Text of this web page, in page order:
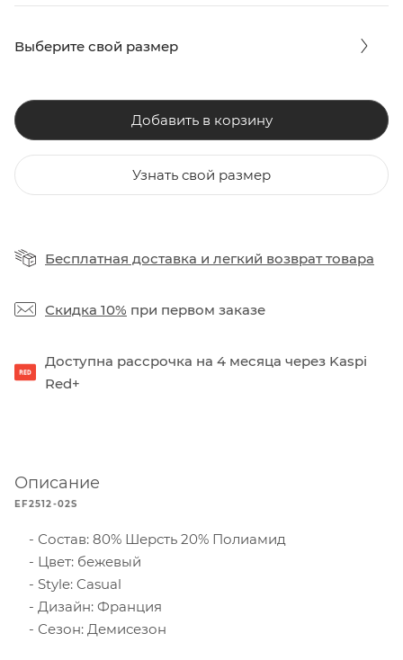
Выберите свой размер
Добавить в корзину
Узнать свой размер
Бесплатная доставка и легкий возврат товара
Скидка 10% при первом заказе
Доступна рассрочка на 4 месяца через Kaspi
Red+
Описание
EF2512-02S
Состав: 80% Шерсть 20% Полиамид
Цвет: бежевый
Style: Casual
Дизайн: Франция
Сезон: Демисезон